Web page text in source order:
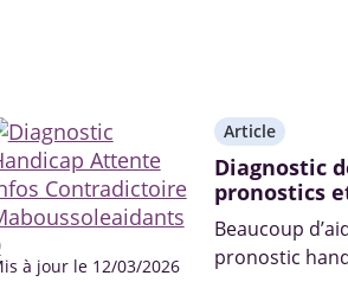
à jour le 12/03/2026
Article
Diagnostic
pronostics
Beaucoup
pronostic